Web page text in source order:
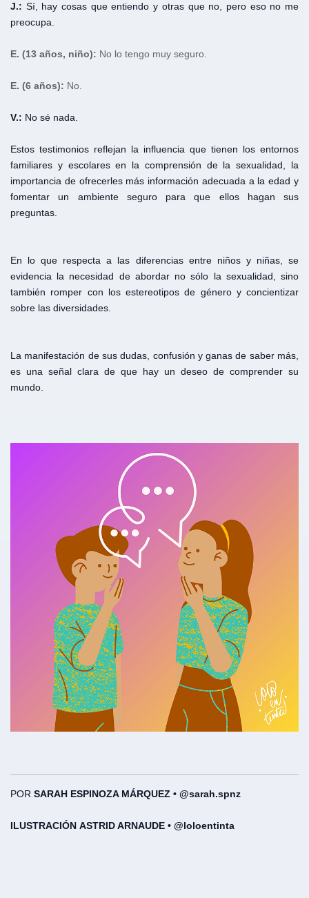
J.: Sí, hay cosas que entiendo y otras que no, pero eso no me
preocupa.
E. (13 años, niño): No lo tengo muy seguro.
E. (6 años): No.
V.: No sé nada.
Estos testimonios reflejan la influencia que tienen los entornos
familiares y escolares en la comprensión de la sexualidad, la
importancia de ofrecerles más información adecuada a la edad y
fomentar un ambiente seguro para que ellos hagan sus
preguntas.
En lo que respecta a las diferencias entre niños y niñas, se
evidencia la necesidad de abordar no sólo la sexualidad, sino
también romper con los estereotipos de género y concientizar
sobre las diversidades.
La manifestación de sus dudas, confusión y ganas de saber más,
es una señal clara de que hay un deseo de comprender su
mundo.
POR SARAH ESPINOZA MÁRQUEZ • @sarah.spnz
ILUSTRACIÓN ASTRID ARNAUDE • @loloentinta